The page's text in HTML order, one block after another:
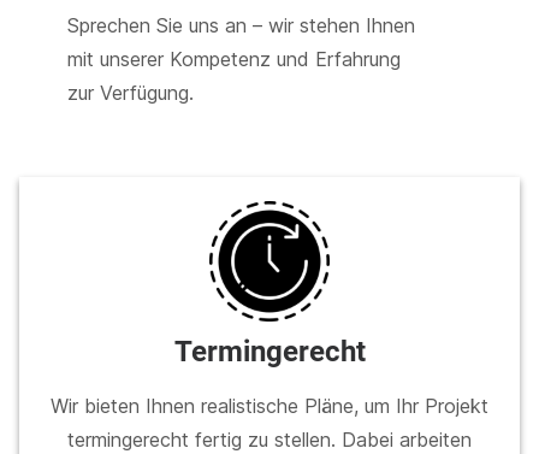
Sprechen Sie uns an – wir stehen Ihnen
mit unserer Kompetenz und Erfahrung
zur Verfügung.
Termingerecht
Wir bieten Ihnen realistische Pläne, um Ihr Projekt
termingerecht fertig zu stellen. Dabei arbeiten